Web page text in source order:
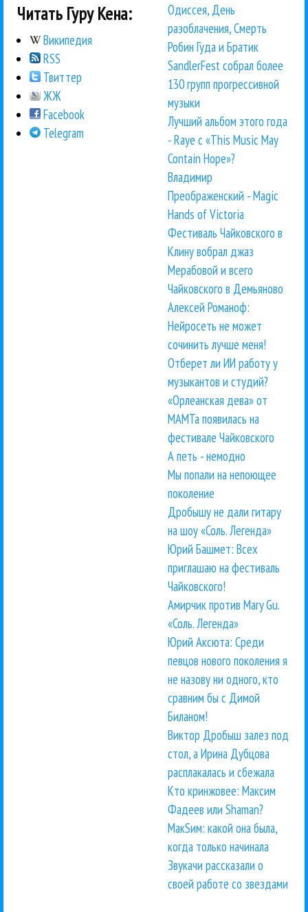
Читать Гуру Кена:
Википедия
RSS
Твиттер
ЖЖ
Facebook
Telegram
Одиссея, День
разоблачения, Смерть
Робин Гуда и Братик
SandlerFest собрал более
130 групп прогрессивной
музыки
Лучший альбом этого года
- Raye с «This Music May
Contain Hope»?
Владимир
Преображенский - Magic
Hands of Victoria
Фестиваль Чайковского в
Клину вобрал джаз
Мерабовой и всего
Чайковского в Демьяново
Алексей Романоф:
Нейросеть не может
сочинить лучше меня!
Отберет ли ИИ работу у
музыкантов и студий?
«Орлеанская дева» от
МАМТа появилась на
фестивале Чайковского
А петь - немодно
Мы попали на непоющее
поколение
Дробышу не дали гитару
на шоу «Соль. Легенда»
Юрий Башмет: Всех
приглашаю на фестиваль
Чайковского!
Амирчик против Mary Gu.
«Соль. Легенда»
Юрий Аксюта: Среди
певцов нового поколения я
не назову ни одного, кто
сравним бы с Димой
Биланом!
Виктор Дробыш залез под
стол, а Ирина Дубцова
расплакалась и сбежала
Кто кринжовее: Максим
Фадеев или Shaman?
МакSим: какой она была,
когда только начинала
Звукачи рассказали о
своей работе со звездами